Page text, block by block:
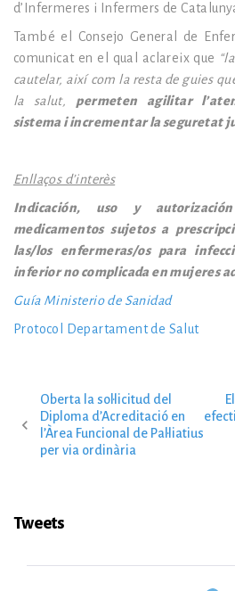
d’Infermeres i Infermers de
També el Consejo General de
comunicat en el qual aclareix que
cautelar, així com la resta de guies
la salut, permeten agilitar
sistema i incrementar la seguretat
Enllaços d’interès
Indicación, uso y
medicamentos sujetos a
las/los enfermeras/os para
inferior no complicada en mujeres
Guía Ministerio de Sanidad
Protocol Departament de Salut
N
v
e
Oberta la sol·licitud del
Diploma d’Acreditació en
l’Àrea Funcional de Pal·liatius
per via ordinària
Tweets